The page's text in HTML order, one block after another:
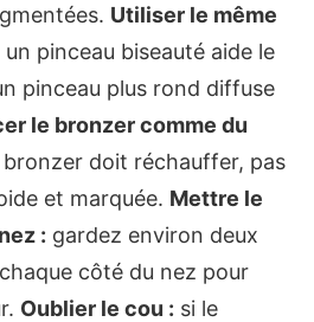
Utiliser le même
un pinceau biseauté aide le
pinceau plus rond diffuse
le bronzer comme du
bronzer doit réchauffer, pas
et marquée. Mettre le
: gardez environ deux
côté du nez pour
Oublier le cou : si le